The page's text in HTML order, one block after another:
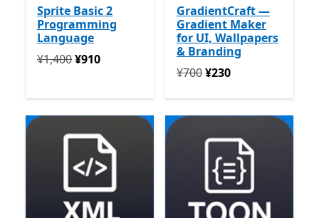
Sprite Basic 2
Programming
Language
定価 ¥1,400 今すぐ ¥910
¥1,400¥910
GradientCraft —
Gradient Maker
for UI, Wallpapers
& Branding
定価 ¥700 今すぐ ¥230
¥700¥230